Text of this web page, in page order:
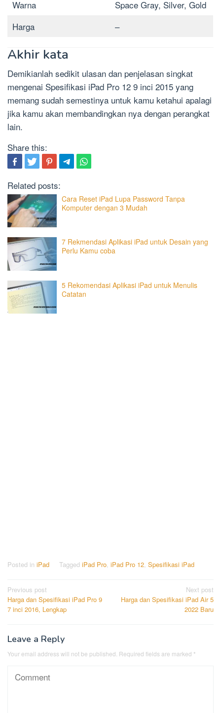
Warna
Space Gray, Silver, Gold
Harga
–
Akhir kata
Demikianlah sedikit ulasan dan penjelasan singkat
mengenai Spesifikasi iPad Pro 12 9 inci 2015 yang
memang sudah semestinya untuk kamu ketahui apalagi
jika kamu akan membandingkan nya dengan perangkat
lain.
Share this:
Related posts:
Cara Reset iPad Lupa Password Tanpa
Komputer dengan 3 Mudah
7 Rekmendasi Aplikasi iPad untuk Desain yang
Perlu Kamu coba
5 Rekomendasi Aplikasi iPad untuk Menulis
Catatan
Posted in iPad Tagged iPad Pro, iPad Pro 12, Spesifikasi iPad
Post
navigation
Previous post
Harga dan Spesifikasi iPad Pro 9
7 inci 2016, Lengkap
Next post
Harga dan Spesifikasi iPad Air 5
2022 Baru
Leave a Reply
Your email address will not be published. Required fields are marked *